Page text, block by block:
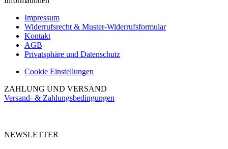
Impressum
Widerrufsrecht & Muster-Widerrufsformular
Kontakt
AGB
Privatsphäre und Datenschutz
Cookie Einstellungen
ZAHLUNG UND VERSAND
Versand- & Zahlungsbedingungen
NEWSLETTER